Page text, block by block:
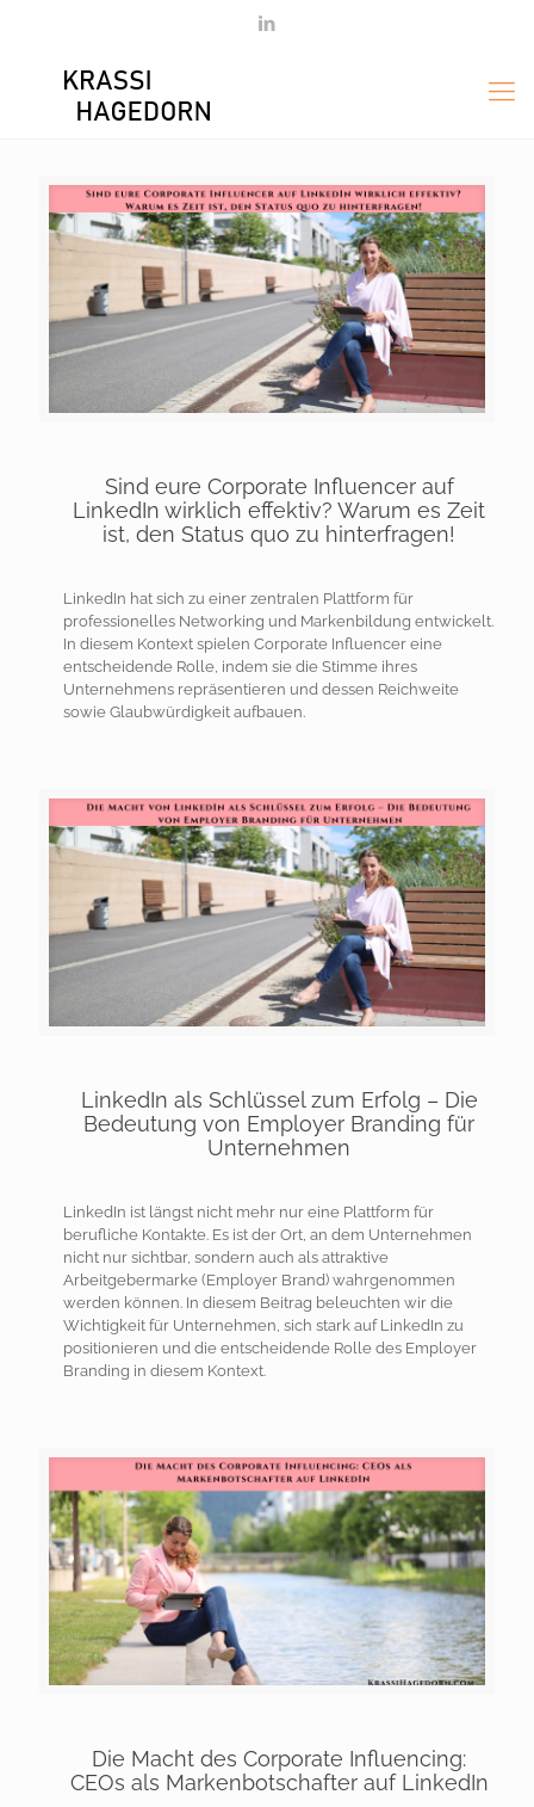
Sind eure Corporate Influencer auf
LinkedIn wirklich effektiv? Warum es Zeit
ist, den Status quo zu hinterfragen!
LinkedIn hat sich zu einer zentralen Plattform für
professionelles Networking und Markenbildung entwickelt.
In diesem Kontext spielen Corporate Influencer eine
entscheidende Rolle, indem sie die Stimme ihres
Unternehmens repräsentieren und dessen Reichweite
sowie Glaubwürdigkeit aufbauen.
LinkedIn als Schlüssel zum Erfolg – Die
Bedeutung von Employer Branding für
Unternehmen
LinkedIn ist längst nicht mehr nur eine Plattform für
berufliche Kontakte. Es ist der Ort, an dem Unternehmen
nicht nur sichtbar, sondern auch als attraktive
Arbeitgebermarke (Employer Brand) wahrgenommen
werden können. In diesem Beitrag beleuchten wir die
Wichtigkeit für Unternehmen, sich stark auf LinkedIn zu
positionieren und die entscheidende Rolle des Employer
Branding in diesem Kontext.
Die Macht des Corporate Influencing:
CEOs als Markenbotschafter auf LinkedIn